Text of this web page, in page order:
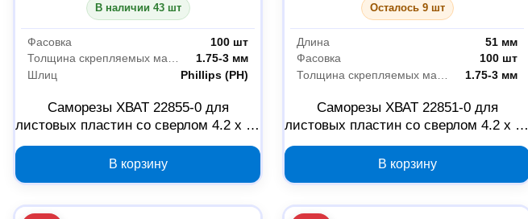
В наличии 43 шт
Фасовка
100 шт
Толщина скрепляемых материалов
1.75-3 мм
Шлиц
Phillips (PH)
Саморезы ХВАТ 22855-0 для
листовых пластин со сверлом 4.2 x 76
мм, 100 шт
В корзину
Осталось 9 шт
Длина
51 мм
Фасовка
100 шт
1.75-3 мм
Саморезы ХВАТ 22851-0 для
листовых пластин со сверлом 4.2 x 51
мм, 100 шт
В корзину